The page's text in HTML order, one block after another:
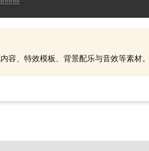
容、特效模板、背景配乐与音效等素材。